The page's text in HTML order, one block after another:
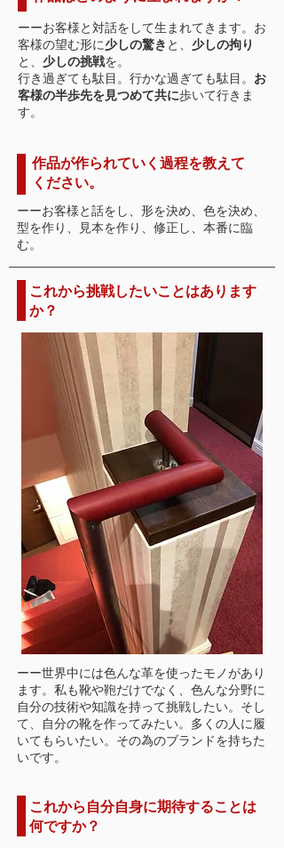
ーーお客様と対話をして生まれてきます。お
客様の望む形に少しの驚き と、 少しの拘り
と、 少しの挑戦を。
行き過ぎても駄目。行かな過ぎても駄目。 お
客様の半歩先を見つめて共に歩いて行きま
す。
作品が作られていく過程を教えて
ください。
ーーお客様と話をし、形を決め、色を決め、
型を作り、見本を作り、修正し、本番に臨
む。
これから挑戦したいことはあります
か？
ーー世界中には色んな革を使ったモノがあり
ます。私も靴や鞄だけでなく、色んな分野に
自分の技術や知識を持って挑戦したい。そし
て、自分の靴を作ってみたい。多くの人に履
いてもらいたい。その為のブランドを持ちた
いです。
これから自分自身に期待することは
何ですか？